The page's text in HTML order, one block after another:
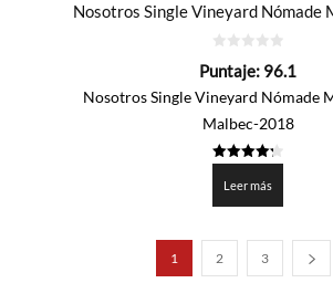
Nosotros Single Vineyard Nómade
de
Puntaje: 96.1
Nosotros Single Vineyard Nómade
Malbec-2018
de 5
Leer más
1 2 3